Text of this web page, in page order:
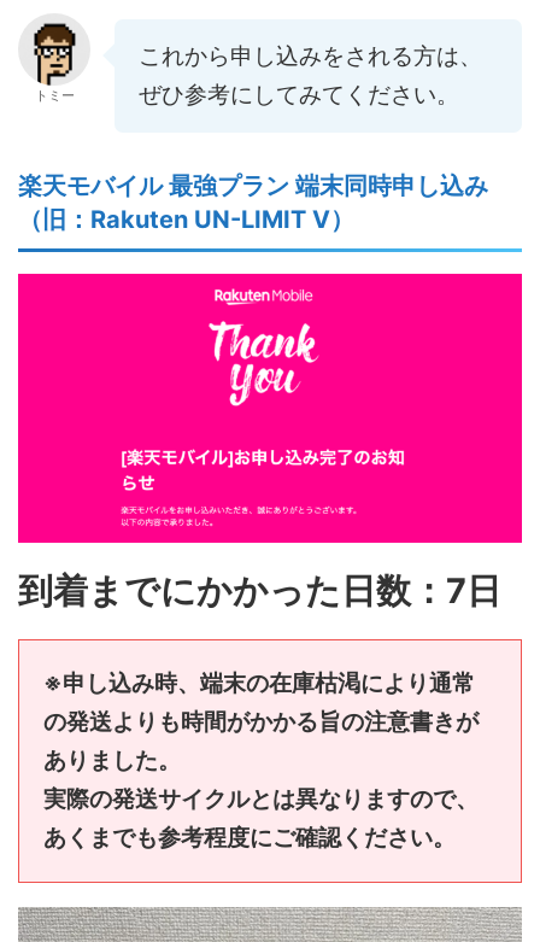
トミー
これから申し込みをされる方は、
ぜひ参考にしてみてください。
楽天モバイル 最強プラン 端末同時申し込み
（旧：Rakuten UN-LIMIT V）
到着までにかかった日数：7日
※申し込み時、端末の在庫枯渇により通常
の発送よりも時間がかかる旨の注意書きが
ありました。
実際の発送サイクルとは異なりますので、
あくまでも参考程度にご確認ください。